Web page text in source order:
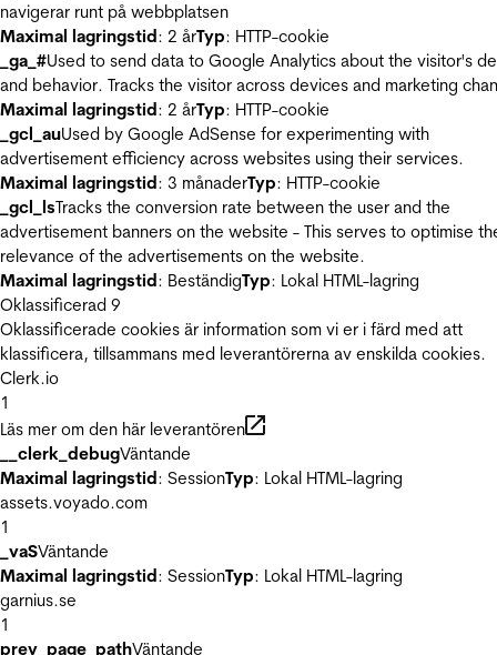
navigerar runt på webbplatsen
Maximal lagringstid: 2 årTyp: HTTP-cookie
_ga_#Used to send data to Google Analytics about the visitor's
and behavior. Tracks the visitor across devices and marketing
Maximal lagringstid: 2 årTyp: HTTP-cookie
_gcl_auUsed by Google AdSense for experimenting with
advertisement efficiency across websites using their services.
Maximal lagringstid: 3 månaderTyp: HTTP-cookie
_gcl_lsTracks the conversion rate between the user and the
advertisement banners on the website - This serves to optimise
relevance of the advertisements on the website.
Maximal lagringstid: BeständigTyp: Lokal HTML-lagring
Oklassificerad 9
Oklassificerade cookies är information som vi er i färd med att
klassificera, tillsammans med leverantörerna av enskilda cookies.
Clerk.io
1
Läs mer om den här leverantören
__clerk_debugVäntande
Maximal lagringstid: SessionTyp: Lokal HTML-lagring
assets.voyado.com
1
_vaSVäntande
Maximal lagringstid: SessionTyp: Lokal HTML-lagring
garnius.se
1
prev_page_pathVäntande